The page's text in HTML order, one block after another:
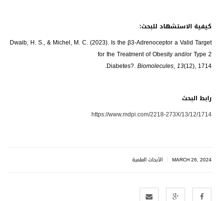
كيفية الاستشهاد للبحث:
Dwaib, H. S., & Michel, M. C. (2023). Is the β3-Adrenoceptor a Valid Target
for the Treatment of Obesity and/or Type 2
Diabetes?.Biomolecules,13(12), 1714.‏
رابط البحث
https://www.mdpi.com/2218-273X/13/12/1714
MARCH 26, 2024 الأبحاث العلمية